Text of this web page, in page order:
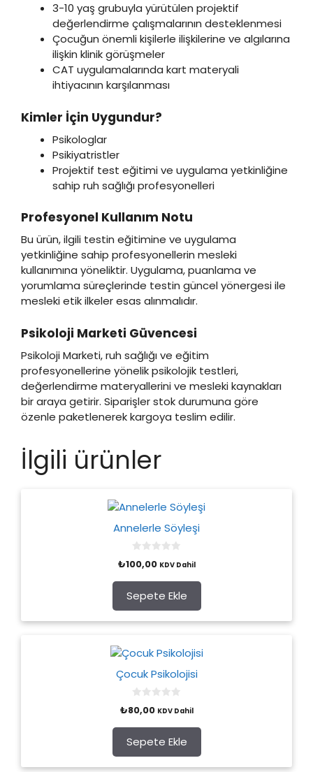
3-10 yaş grubuyla yürütülen projektif
değerlendirme çalışmalarının desteklenmesi
Çocuğun önemli kişilerle ilişkilerine ve algılarına
ilişkin klinik görüşmeler
CAT uygulamalarında kart materyali
ihtiyacının karşılanması
Kimler İçin Uygundur?
Psikologlar
Psikiyatristler
Projektif test eğitimi ve uygulama yetkinliğine
sahip ruh sağlığı profesyonelleri
Profesyonel Kullanım Notu
Bu ürün, ilgili testin eğitimine ve uygulama
yetkinliğine sahip profesyonellerin mesleki
kullanımına yöneliktir. Uygulama, puanlama ve
yorumlama süreçlerinde testin güncel yönergesi ile
mesleki etik ilkeler esas alınmalıdır.
Psikoloji Marketi Güvencesi
Psikoloji Marketi, ruh sağlığı ve eğitim
profesyonellerine yönelik psikolojik testleri,
değerlendirme materyallerini ve mesleki kaynakları
bir araya getirir. Siparişler stok durumuna göre
özenle paketlenerek kargoya teslim edilir.
İlgili ürünler
Annelerle Söyleşi
o
t
o
f
5
₺100,00 KDV Dahil
Sepete Ekle
Çocuk Psikolojisi
o
t
o
f
5
₺80,00 KDV Dahil
Sepete Ekle